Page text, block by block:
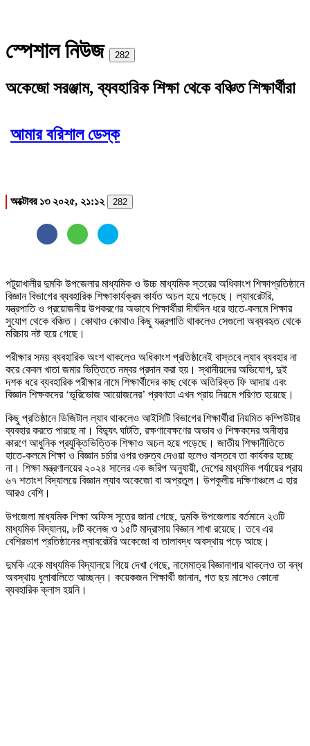
স্পেশাল নিউজ 282
অকেজো সরঞ্জাম, ব্যবহারিক শিক্ষা থেকে বঞ্চিত শিক্ষার্থীরা
আমার বরিশাল ডেস্ক
অক্টোবর ১৩ ২০২৫, ২১:১২ 282
পটুয়াখালীর দুমকি উপজেলার মাধ্যমিক ও উচ্চ মাধ্যমিক স্তরের অধিকাংশ শিক্ষাপ্রতিষ্ঠানে
বিজ্ঞান বিভাগের ব্যবহারিক শিক্ষাকার্যক্রম কার্যত অচল হয়ে পড়েছে। ল্যাবরেটরি,
যন্ত্রপাতি ও প্রয়োজনীয় উপকরণের অভাবে শিক্ষার্থীরা দীর্ঘদিন ধরে হাতে-কলমে শিক্ষার
সুযোগ থেকে বঞ্চিত। কোথাও কোথাও কিছু যন্ত্রপাতি থাকলেও সেগুলো অব্যবহৃত থেকে
মরিচায় নষ্ট হয়ে গেছে।
পরীক্ষার সময় ব্যবহারিক অংশ থাকলেও অধিকাংশ প্রতিষ্ঠানেই বাস্তবে ল্যাব ব্যবহার না
করে কেবল খাতা জমার ভিত্তিতে নম্বর প্রদান করা হয়। স্থানীয়দের অভিযোগ, দুই
দশক ধরে ব্যবহারিক পরীক্ষার নামে শিক্ষার্থীদের কাছ থেকে অতিরিক্ত ফি আদায় এবং
বিজ্ঞান শিক্ষকদের ‘ভূরিভোজ আয়োজনের’ প্রবণতা এখন প্রায় নিয়মে পরিণত হয়েছে।
কিছু প্রতিষ্ঠানে ডিজিটাল ল্যাব থাকলেও আইসিটি বিভাগের শিক্ষার্থীরা নিয়মিত কম্পিউটার
ব্যবহার করতে পারছে না। বিদ্যুৎ ঘাটতি, রক্ষণাবেক্ষণের অভাব ও শিক্ষকদের অনীহার
কারণে আধুনিক প্রযুক্তিভিত্তিক শিক্ষাও অচল হয়ে পড়েছে। জাতীয় শিক্ষানীতিতে
হাতে-কলমে শিক্ষা ও বিজ্ঞান চর্চার ওপর গুরুত্ব দেওয়া হলেও বাস্তবে তা কার্যকর হচ্ছে
না। শিক্ষা মন্ত্রণালয়ের ২০২৪ সালের এক জরিপ অনুযায়ী, দেশের মাধ্যমিক পর্যায়ের প্রায়
৬৭ শতাংশ বিদ্যালয়ে বিজ্ঞান ল্যাব অকেজো বা অপ্রতুল। উপকূলীয় দক্ষিণাঞ্চলে এ হার
আরও বেশি।
উপজেলা মাধ্যমিক শিক্ষা অফিস সূত্রে জানা গেছে, দুমকি উপজেলায় বর্তমানে ২৩টি
মাধ্যমিক বিদ্যালয়, ৮টি কলেজ ও ১৫টি মাদ্রাসায় বিজ্ঞান শাখা রয়েছে। তবে এর
বেশিরভাগ প্রতিষ্ঠানের ল্যাবরেটরি অকেজো বা তালাবদ্ধ অবস্থায় পড়ে আছে।
দুমকি একে মাধ্যমিক বিদ্যালয়ে গিয়ে দেখা গেছে, নামেমাত্র বিজ্ঞানাগার থাকলেও তা বন্ধ
অবস্থায় ধুলাবালিতে আচ্ছন্ন। কয়েকজন শিক্ষার্থী জানান, গত ছয় মাসেও কোনো
ব্যবহারিক ক্লাস হয়নি।